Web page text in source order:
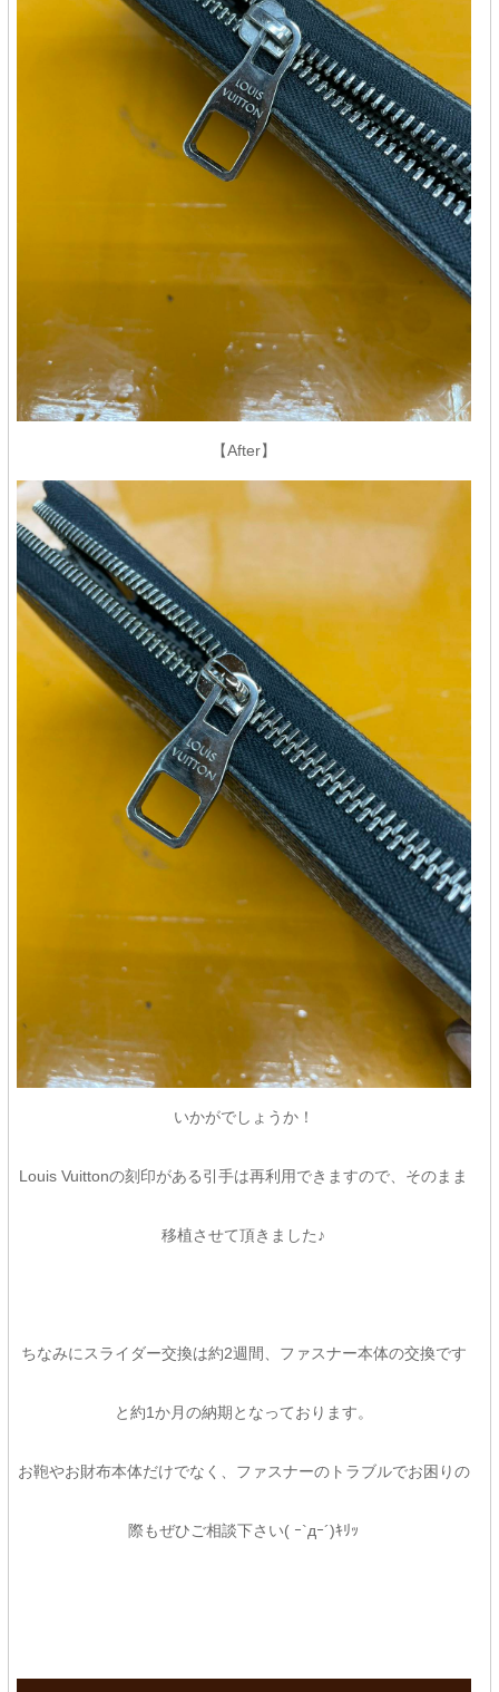
【After】
いかがでしょうか！
Louis Vuittonの刻印がある引手は再利用できますので、そのまま
移植させて頂きました♪
ちなみにスライダー交換は約2週間、ファスナー本体の交換です
と約1か月の納期となっております。
お鞄やお財布本体だけでなく、ファスナーのトラブルでお困りの
際もぜひご相談下さい( ｰ`дｰ´)ｷﾘｯ